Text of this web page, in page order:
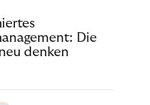
Die
denken